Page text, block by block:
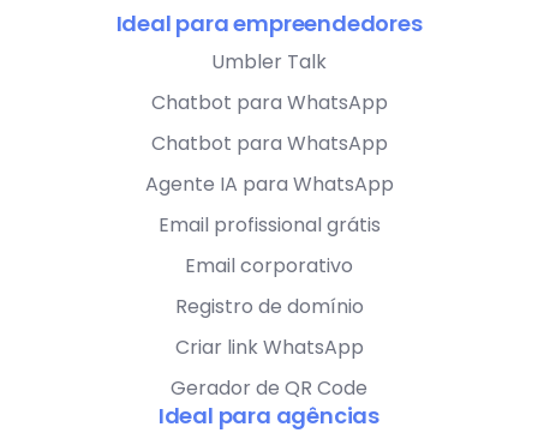
Ideal para empreendedores
Umbler Talk
Chatbot para WhatsApp
Chatbot para WhatsApp
Agente IA para WhatsApp
Email profissional grátis
Email corporativo
Registro de domínio
Criar link WhatsApp
Gerador de QR Code
Ideal para agências